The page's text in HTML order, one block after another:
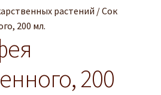
растений /Сок
200 мл.
200